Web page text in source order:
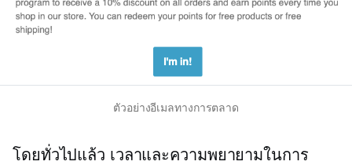
ตัวอย่างอีเมลทางการตลาด
โดยทั่วไปแล้ว เวลาและความพยายามในการ